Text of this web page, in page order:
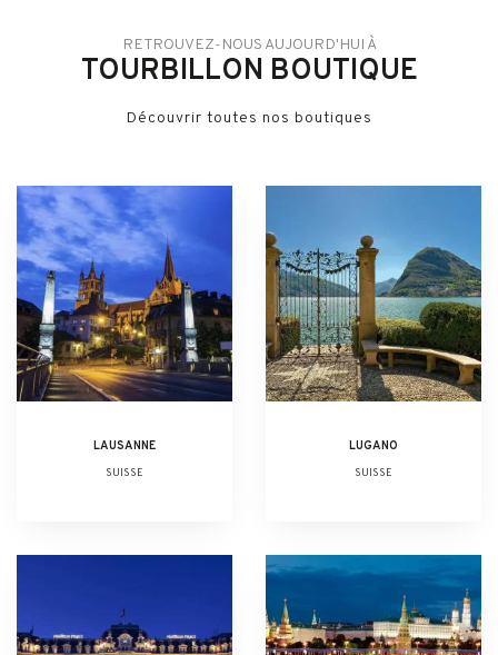
RETROUVEZ-NOUS AUJOURD'HUI À
TOURBILLON BOUTIQUE
Découvrir toutes nos boutiques
LAUSANNE
SUISSE
LUGANO
SUISSE